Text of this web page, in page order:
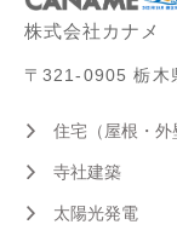
株式会社カナメ
〒321-0905 栃木
住宅（屋根・外
寺社建築
太陽光発電